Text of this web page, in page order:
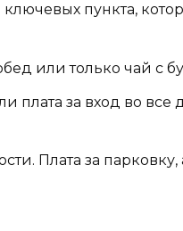
пункта,
или только чай с
плата за вход во
Плата за